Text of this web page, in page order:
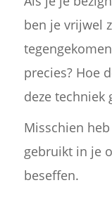
ben je vrijwel
precies? Hoe
deze techniek
Misschien
gebruikt in je
beseffen.